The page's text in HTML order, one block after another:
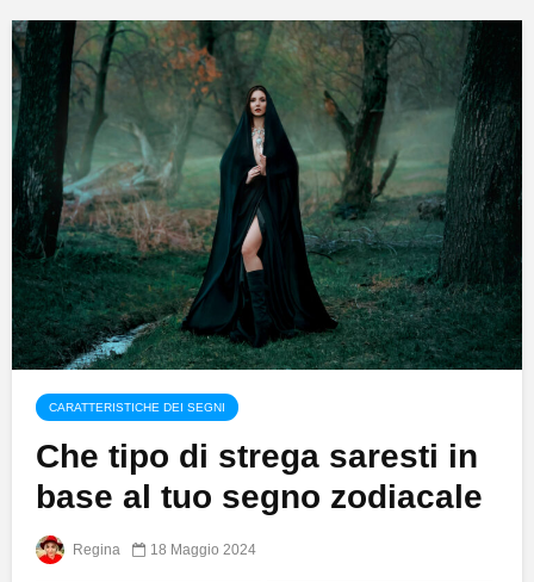
CARATTERISTICHE DEI SEGNI
Che tipo di strega saresti in
base al tuo segno zodiacale
Regina 18 Maggio 2024